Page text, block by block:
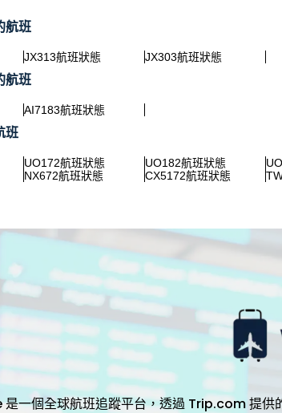
航班
JX313航班狀態 JX303航班狀態
航班
AI7183航班狀態
班
UO172航班狀態 UO182航班狀態
NX672航班狀態 CX5172航班狀態
一個全球航班追蹤平台，透過 Trip.com 提供